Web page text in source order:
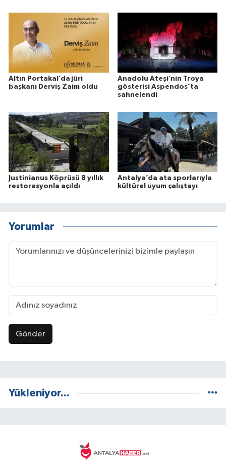
Altın Portakal’da jüri
başkanı Derviş Zaim oldu
Anadolu Ateşi’nin Troya
gösterisi Aspendos’ta
sahnelendi
Justinianus Köprüsü 8 yıllık
restorasyonla açıldı
Antalya’da ata sporlarıyla
kültürel uyum çalıştayı
Yorumlar
Gönder
Yükleniyor...